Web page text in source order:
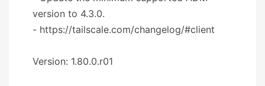
version to 4.3.0.
- https://tailscale.com/changelog/#client
Version: 1.80.0.r01